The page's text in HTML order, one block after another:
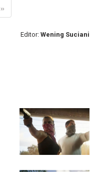
»
Editor: Wening Suciani